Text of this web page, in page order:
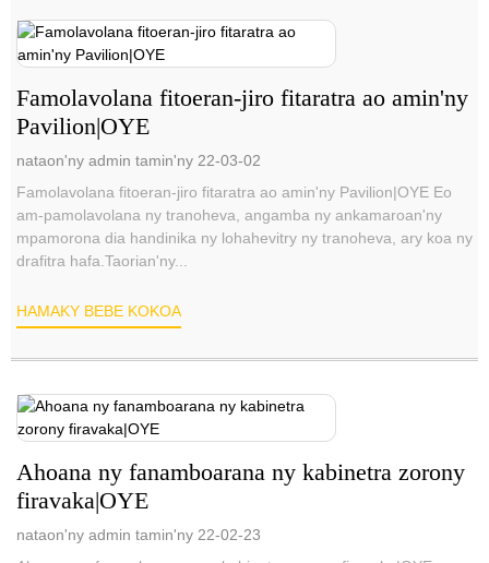
Famolavolana fitoeran-jiro fitaratra ao amin'ny
Pavilion|OYE
nataon'ny admin tamin'ny 22-03-02
Famolavolana fitoeran-jiro fitaratra ao amin'ny Pavilion|OYE Eo
am-pamolavolana ny tranoheva, angamba ny ankamaroan'ny
mpamorona dia handinika ny lohahevitry ny tranoheva, ary koa ny
drafitra hafa.Taorian'ny...
HAMAKY BEBE KOKOA
Ahoana ny fanamboarana ny kabinetra zorony
firavaka|OYE
nataon'ny admin tamin'ny 22-02-23